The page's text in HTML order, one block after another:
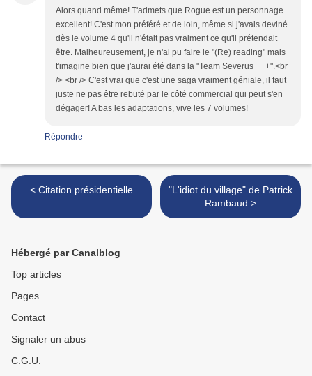
Alors quand même! T'admets que Rogue est un personnage
excellent! C'est mon préféré et de loin, même si j'avais deviné
dès le volume 4 qu'il n'était pas vraiment ce qu'il prétendait
être. Malheureusement, je n'ai pu faire le "(Re) reading" mais
t'imagine bien que j'aurai été dans la "Team Severus +++".<br
/> <br /> C'est vrai que c'est une saga vraiment géniale, il faut
juste ne pas être rebuté par le côté commercial qui peut s'en
dégager! A bas les adaptations, vive les 7 volumes!
Répondre
< Citation présidentielle
"L'idiot du village" de Patrick
Rambaud >
Hébergé par Canalblog
Top articles
Pages
Contact
Signaler un abus
C.G.U.